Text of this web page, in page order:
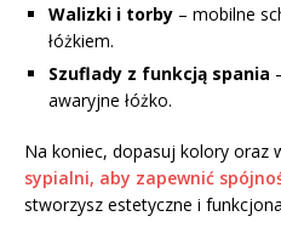
Walizki i torby – mobilne
łóżkiem.
Szuflady z funkcją spania
awaryjne łóżko.
Na koniec, dopasuj kolory
sypialni, aby zapewnić
stworzysz estetyczne i